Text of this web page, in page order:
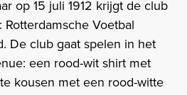
op 15 juli 1912 krijgt de club
Voetbal
De club gaat spelen in het
een rood-wit shirt met
kousen met een rood-witte